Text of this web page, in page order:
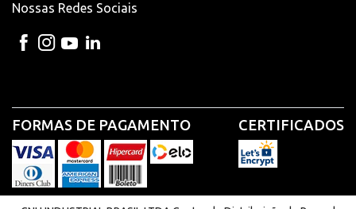
Nossas Redes Sociais
FORMAS DE PAGAMENTO CERTIFICADOS